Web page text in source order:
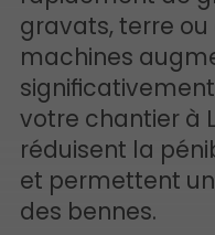
gravats, terre
machines
votre chantier à
réduisent la
et permettent
des bennes.